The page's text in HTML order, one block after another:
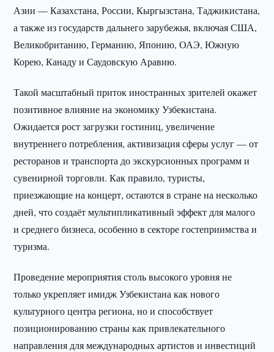
Азии — Казахстана, России, Кыргызстана, Таджикистана,
а также из государств дальнего зарубежья, включая США,
Великобританию, Германию, Японию, ОАЭ, Южную
Корею, Канаду и Саудовскую Аравию.
Такой масштабный приток иностранных зрителей окажет
позитивное влияние на экономику Узбекистана.
Ожидается рост загрузки гостиниц, увеличение
внутреннего потребления, активизация сферы услуг — от
ресторанов и транспорта до экскурсионных программ и
сувенирной торговли. Как правило, туристы,
приезжающие на концерт, остаются в стране на несколько
дней, что создаёт мультипликативный эффект для малого
и среднего бизнеса, особенно в секторе гостеприимства и
туризма.
Проведение мероприятия столь высокого уровня не
только укрепляет имидж Узбекистана как нового
культурного центра региона, но и способствует
позиционированию страны как привлекательного
направления для международных артистов и инвестиций